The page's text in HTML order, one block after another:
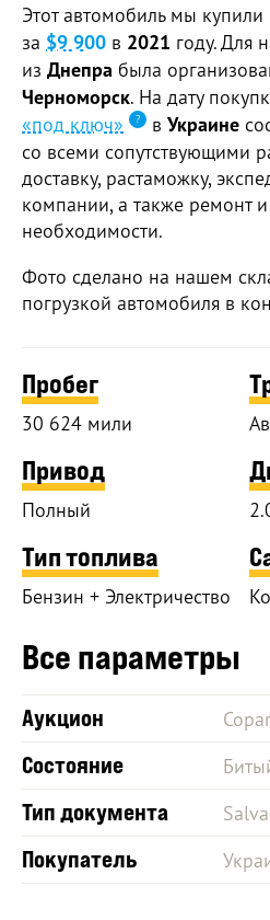
Этот автомобиль мы
за $9 900 в 2021 году. Для
из Днепра была
Черноморск. На дату
«под ключ»
в Украине
со всеми сопутствующими
доставку, растаможку,
компании, а также ремонт
необходимости.
Фото сделано на нашем
погрузкой автомобиля в
Пробег
30 624 мили
Привод
Полный
Тип топлива
Бензин + Электричество
Все параметры
Аукцион
Состояние
Тип документа
Покупатель